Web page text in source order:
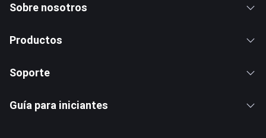
Sobre nosotros
Productos
Soporte
Guía para iniciantes